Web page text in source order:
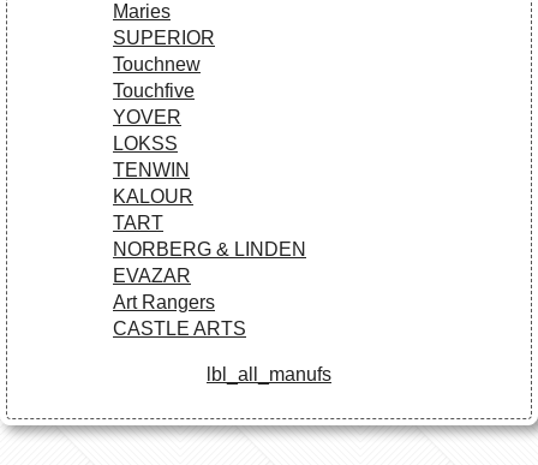
Maries
SUPERIOR
Touchnew
Touchfive
YOVER
LOKSS
TENWIN
KALOUR
TART
NORBERG & LINDEN
EVAZAR
Art Rangers
CASTLE ARTS
lbl_all_manufs